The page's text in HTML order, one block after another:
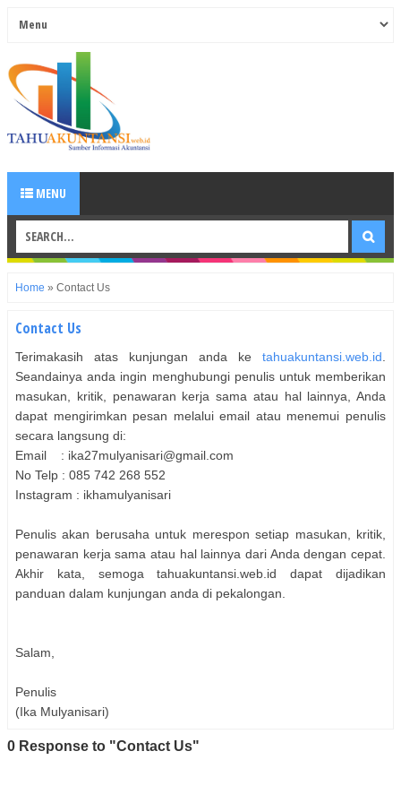
MENU
Home » Contact Us
Contact Us
Terimakasih atas kunjungan anda ke tahuakuntansi.web.id
Seandainya anda ingin menghubungi penulis untuk memberikan
masukan, kritik, penawaran kerja sama atau hal lainnya, Anda
dapat mengirimkan pesan melalui email atau menemui penulis
secara langsung di:
Email : ika27mulyanisari@gmail.com
No Telp : 085 742 268 552
Instagram : ikhamulyanisari
Penulis akan berusaha untuk merespon setiap masukan, kritik,
penawaran kerja sama atau hal lainnya dari Anda dengan cepat.
Akhir kata, semoga tahuakuntansi.web.id dapat dijadikan
panduan dalam kunjungan anda di pekalongan.
Salam,
Penulis
(Ika Mulyanisari)
0 Response to "Contact Us"